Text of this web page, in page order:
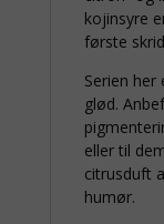
kojinsyre
første
Serien
glød.
eller til
citrusduft
humør.